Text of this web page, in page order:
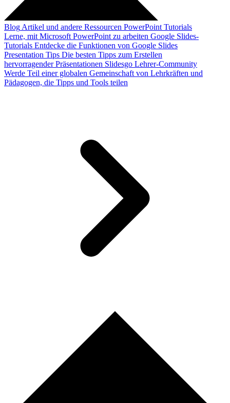
Blog Artikel und andere Ressourcen PowerPoint Tutorials
Lerne, mit Microsoft PowerPoint zu arbeiten Google Slides-
Tutorials Entdecke die Funktionen von Google Slides
Presentation Tips Die besten Tipps zum Erstellen
hervorragender Präsentationen Slidesgo Lehrer-Community
Werde Teil einer globalen Gemeinschaft von Lehrkräften und
Pädagogen, die Tipps und Tools teilen